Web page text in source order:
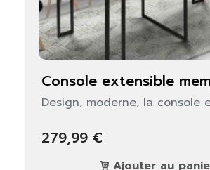
console extensible
Design, moderne, la console
279,99 €
Ajouter au
Vous devez être connecté pour
produits dans votre liste de souhaits.